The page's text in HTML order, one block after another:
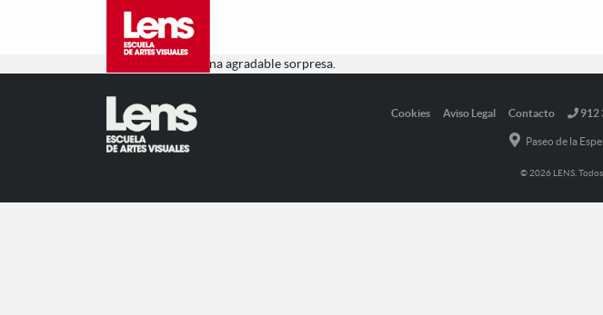
Muy útil, ameno, una agradable sorpresa.
Cookies Aviso Legal Contacto 912
Paseo de la
© 2026 LENS.